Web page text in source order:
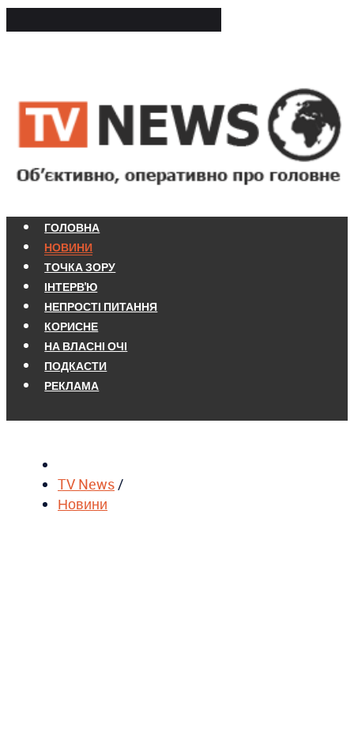
ГОЛОВНА
НОВИНИ
ТОЧКА ЗОРУ
ІНТЕРВ'Ю
НЕПРОСТІ ПИТАННЯ
КОРИСНЕ
НА ВЛАСНІ ОЧІ
ПОДКАСТИ
РЕКЛАМА
TV News/
Новини